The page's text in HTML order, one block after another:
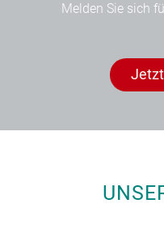
Melden Sie sich